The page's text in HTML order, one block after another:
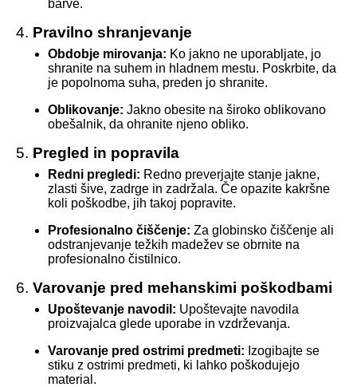
barve.
4. Pravilno shranjevanje
Obdobje mirovanja: Ko jakno ne uporabljate, jo
shranite na suhem in hladnem mestu. Poskrbite, da
je popolnoma suha, preden jo shranite.
Oblikovanje: Jakno obesite na široko oblikovano
obešalnik, da ohranite njeno obliko.
5. Pregled in popravila
Redni pregledi: Redno preverjajte stanje jakne,
zlasti šive, zadrge in zadržala. Če opazite kakršne
koli poškodbe, jih takoj popravite.
Profesionalno čiščenje: Za globinsko čiščenje ali
odstranjevanje težkih madežev se obrnite na
profesionalno čistilnico.
6. Varovanje pred mehanskimi poškodbami
Upoštevanje navodil: Upoštevajte navodila
proizvajalca glede uporabe in vzdrževanja.
Varovanje pred ostrimi predmeti: Izogibajte se
stiku z ostrimi predmeti, ki lahko poškodujejo
material.